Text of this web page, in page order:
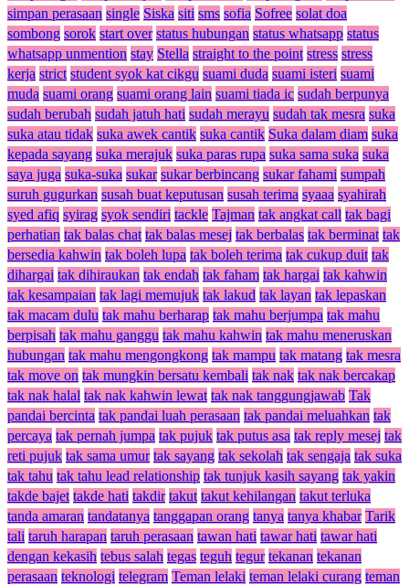
simpan perasaan single Siska siti sms sofia Sofree solat doa
sombong sorok start over status hubungan status whatsapp status
whatsapp unmention stay Stella straight to the point stress stress
kerja strict student syok kat cikgu suami duda suami isteri suami
muda suami orang suami orang lain suami tiada ic sudah berpunya
sudah berubah sudah jatuh hati sudah merayu sudah tak mesra suka
suka atau tidak suka awek cantik suka cantik Suka dalam diam suka
kepada sayang suka merajuk suka paras rupa suka sama suka suka
saya juga suka-suka sukar sukar berbincang sukar fahami sumpah
suruh gugurkan susah buat keputusan susah terima syaaa syahirah
syed afiq syirag syok sendiri tackle Tajman tak angkat call tak bagi
perhatian tak balas chat tak balas mesej tak berbalas tak berminat tak
bersedia kahwin tak boleh lupa tak boleh terima tak cukup duit tak
dihargai tak dihiraukan tak endah tak faham tak hargai tak kahwin
tak kesampaian tak lagi memujuk tak lakud tak layan tak lepaskan
tak macam dulu tak mahu berharap tak mahu berjumpa tak mahu
berpisah tak mahu ganggu tak mahu kahwin tak mahu meneruskan
hubungan tak mahu mengongkong tak mampu tak matang tak mesra
tak move on tak mungkin bersatu kembali tak nak tak nak bercakap
tak nak halal tak nak kahwin lewat tak nak tanggungjawab Tak
pandai bercinta tak pandai luah perasaan tak pandai meluahkan tak
percaya tak pernah jumpa tak pujuk tak putus asa tak reply mesej tak
reti pujuk tak sama umur tak sayang tak sekolah tak sengaja tak suka
tak tahu tak tahu lead relationship tak tunjuk kasih sayang tak yakin
takde bajet takde hati takdir takut takut kehilangan takut terluka
tanda amaran tandatanya tanggapan orang tanya tanya khabar Tarik
tali taruh harapan taruh perasaan tawan hati tawar hati tawar hati
dengan kekasih tebus salah tegas teguh tegur tekanan tekanan
perasaan teknologi telegram Teman lelaki teman lelaki curang teman